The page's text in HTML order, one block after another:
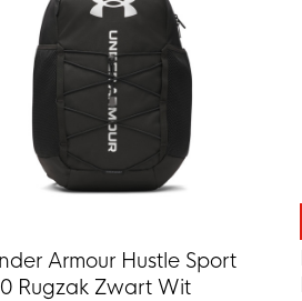
Armour Hustle Sport
Rugzak Zwart Wit